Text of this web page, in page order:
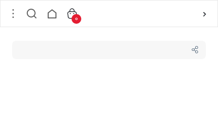
رژلب قلمی شماره 70 مدل Precision آرت دکو ARTDECO وزن 1 گرم
0